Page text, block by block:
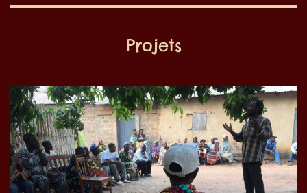
Projets